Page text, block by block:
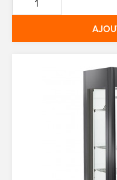
base